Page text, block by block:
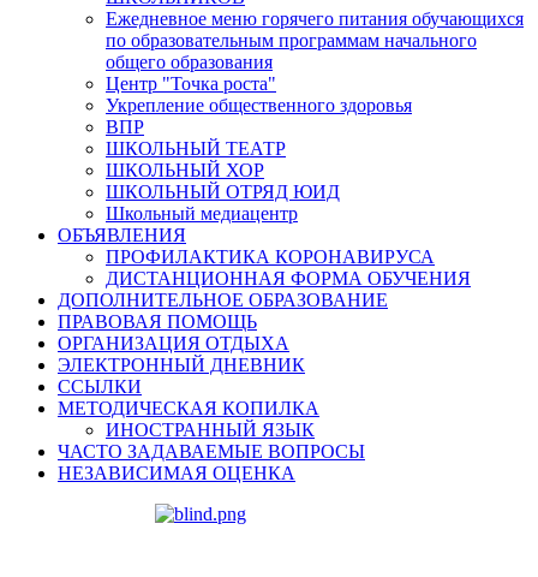
Ежедневное меню горячего питания обучающихся
по образовательным программам начального
общего образования
Центр "Точка роста"
Укрепление общественного здоровья
ВПР
ШКОЛЬНЫЙ ТЕАТР
ШКОЛЬНЫЙ ХОР
ШКОЛЬНЫЙ ОТРЯД ЮИД
Школьный медиацентр
ОБЪЯВЛЕНИЯ
ПРОФИЛАКТИКА КОРОНАВИРУСА
ДИСТАНЦИОННАЯ ФОРМА ОБУЧЕНИЯ
ДОПОЛНИТЕЛЬНОЕ ОБРАЗОВАНИЕ
ПРАВОВАЯ ПОМОЩЬ
ОРГАНИЗАЦИЯ ОТДЫХА
ЭЛЕКТРОННЫЙ ДНЕВНИК
ССЫЛКИ
МЕТОДИЧЕСКАЯ КОПИЛКА
ИНОСТРАННЫЙ ЯЗЫК
ЧАСТО ЗАДАВАЕМЫЕ ВОПРОСЫ
НЕЗАВИСИМАЯ ОЦЕНКА